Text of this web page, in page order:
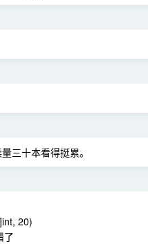
三十本看得挺累。
20)
了